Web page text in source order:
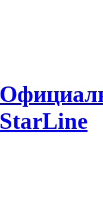
StarLine